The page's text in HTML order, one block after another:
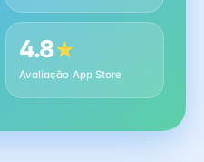
4.8★
Avaliação App Store